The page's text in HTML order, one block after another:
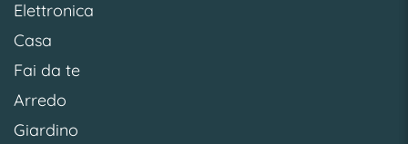
Elettronica
Casa
Fai da te
Arredo
Giardino